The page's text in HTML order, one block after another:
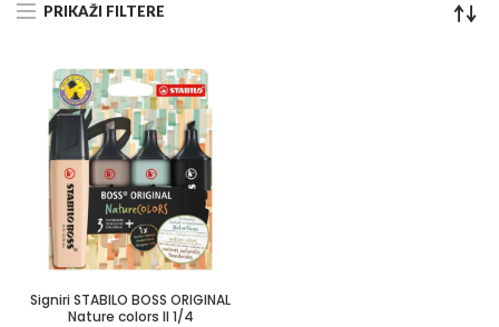
PRIKAŽI FILTERE
Signiri STABILO BOSS ORIGINAL
Nature colors II 1/4